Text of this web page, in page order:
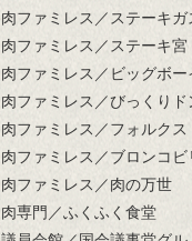
肉ファミレス／ステーキガ
肉ファミレス／ステーキ宮
肉ファミレス／ビッグボー
肉ファミレス／びっくりド
肉ファミレス／フォルクス
肉ファミレス／ブロンコビ
肉ファミレス／肉の万世
肉専門／ふくふく食堂